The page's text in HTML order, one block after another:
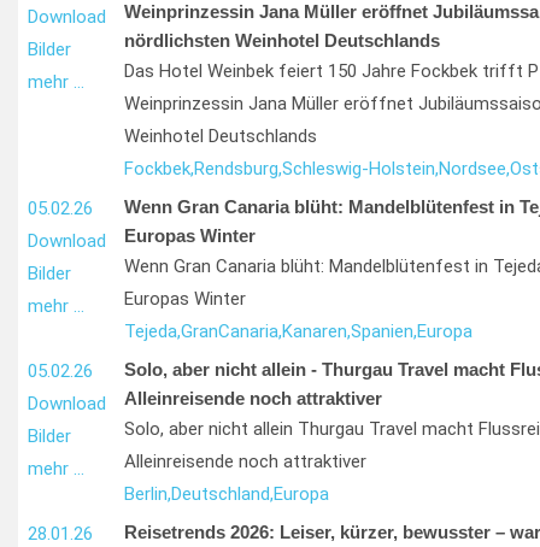
Download
Bilder
mehr …
Weinprinzessin Jana Müller eröffnet
nördlichsten Weinhotel Deutschlands
Das Hotel Weinbek feiert 150 Jahre Fockbek trifft
Weinprinzessin Jana Müller eröffnet
Weinhotel Deutschlands
Fockbek,Rendsburg,Schleswig-Holstein,Nordsee,
05.02.26
Download
Bilder
mehr …
Wenn Gran Canaria blüht: Mandelblütenfest in
Europas Winter
Wenn Gran Canaria blüht: Mandelblütenfest in
Europas Winter
Tejeda,GranCanaria,Kanaren,Spanien,Europa
05.02.26
Download
Bilder
mehr …
Solo, aber nicht allein - Thurgau Travel macht
Alleinreisende noch attraktiver
Solo, aber nicht allein Thurgau Travel macht
Alleinreisende noch attraktiver
Berlin,Deutschland,Europa
28.01.26
Reisetrends 2026: Leiser, kürzer, bewusster –